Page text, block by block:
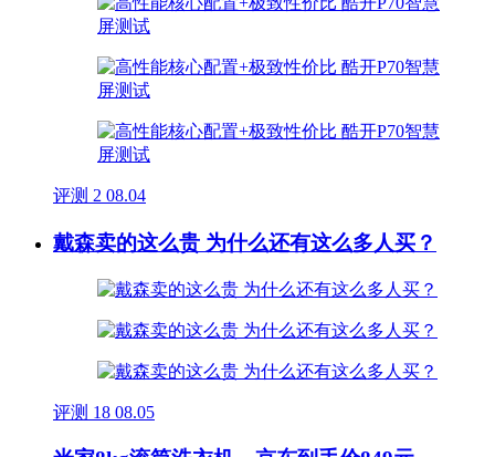
评测 2 08.04
戴森卖的这么贵 为什么还有这么多人买？
评测 18 08.05